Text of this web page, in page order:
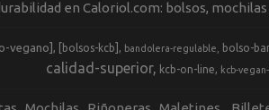
en Caloriol.com: bolsos,
vegano] [bolsos-kcb] bandolera-regulable bolso-
calidad-superior
kcb-on-line kcb-